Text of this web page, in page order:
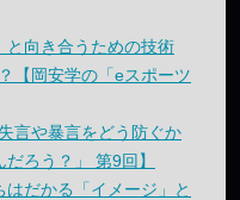
と向き合うための技術
【岡安学の「eスポーツ
言や暴言をどう防ぐか
ろう？」 第9回】
だかる「イメージ」と